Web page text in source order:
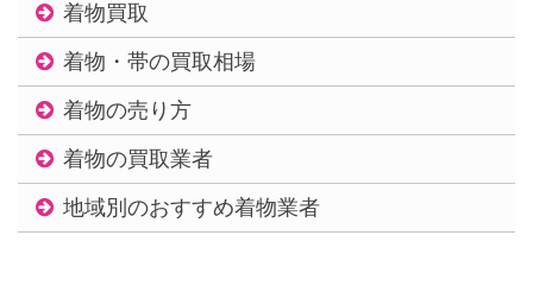
着物買取
着物・帯の買取相場
着物の売り方
着物の買取業者
地域別のおすすめ着物業者